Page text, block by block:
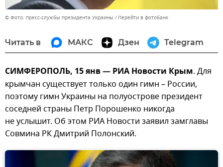
© Фото: пресс-службы президента Украины Перейти в фотобанк
Читать в МАКС Дзен Telegram
СИМФЕРОПОЛЬ, 15 янв — РИА Новости Крым. Для
крымчан существует только один гимн – России,
поэтому гимн Украины на полуострове президент
соседней страны Петр Порошенко никогда
не услышит. Об этом РИА Новости заявил замглавы
Совмина РК Дмитрий Полонский.